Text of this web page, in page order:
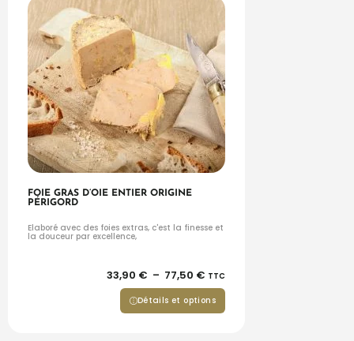
FOIE GRAS D’OIE ENTIER ORIGINE
PÉRIGORD
Elaboré avec des foies extras, c'est la finesse et
la douceur par excellence,
33,90 € – 77,50 € TTC
Détails et options